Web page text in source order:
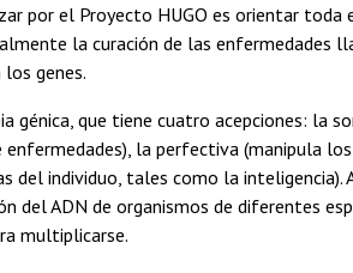
por el Proyecto HUGO es orientar
la curación de las enfermedades
genes.
génica, que tiene cuatro acepciones: la
la perfectiva (manipula
del individuo, tales como la
del ADN de organismos de diferentes
multiplicarse.